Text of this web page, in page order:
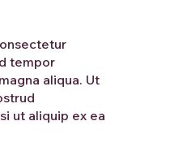
tempor
aliqua. Ut
ut aliquip ex ea